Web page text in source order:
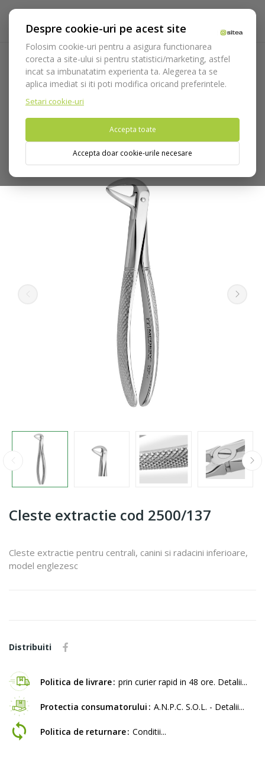
Despre cookie-uri pe acest site
Folosim cookie-uri pentru a asigura functionarea
corecta a site-ului si pentru statistici/marketing, astfel
incat sa imbunatatim experienta ta. Alegerea ta se
aplica imediat si iti poti modifica oricand preferintele.
Setari cookie-uri
Accepta toate
Accepta doar cookie-urile necesare
Acasa Instrumentar
Chirurgie si implantologie
Instrumentar extractie
Clesti Canini
Cleste extractie cod
2500/137
Nu puteti plasa comenzi din tara din care accesati website-ul
(United States).
Cleste extractie cod 2500/137
Cleste extractie pentru centrali, canini si radacini inferioare,
model englezesc
Distribuiti
Politica de livrare prin curier rapid in 48 ore. Detalii...
Protectia consumatorului A.N.P.C. S.O.L. - Detalii...
Politica de returnare Conditii...